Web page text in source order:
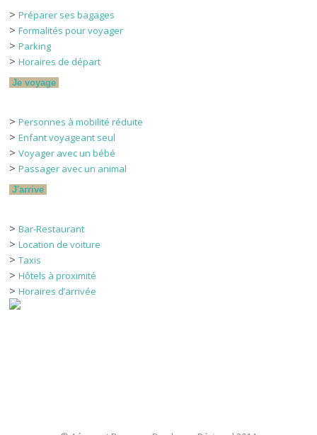
>Préparer ses bagages
>Formalités pour voyager
>Parking
>Horaires de départ
Je voyage
>Personnes à mobilité réduite
>Enfant voyageant seul
>Voyager avec un bébé
>Passager avec un animal
J'arrive
>Bar-Restaurant
>Location de voiture
>Taxis
>Hôtels à proximité
>Horaires d’arrivée